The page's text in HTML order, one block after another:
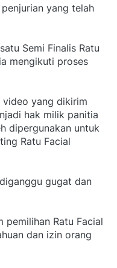
penjurian yang telah
Semi Finalis Ratu
mengikuti proses
video yang dikirim
hak milik panitia
dipergunakan untuk
Ratu Facial
gugat dan
pemilihan Ratu Facial
dan izin orang